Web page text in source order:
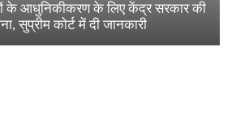
के आधुनिकीकरण के लिए केंद्र सरकार की
सुप्रीम कोर्ट में दी जानकारी